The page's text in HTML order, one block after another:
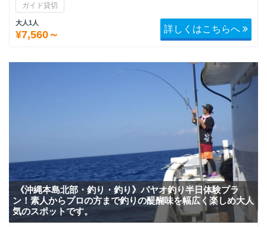
ガイド貸切
大人1人
¥7,560～ 詳しくはこちらへ
《沖縄本島北部・釣り・釣り》パヤオ釣り半日体験プラ
ン！素人からプロの方まで釣りの醍醐味を幅広く楽しめ大人
気のスポットです。